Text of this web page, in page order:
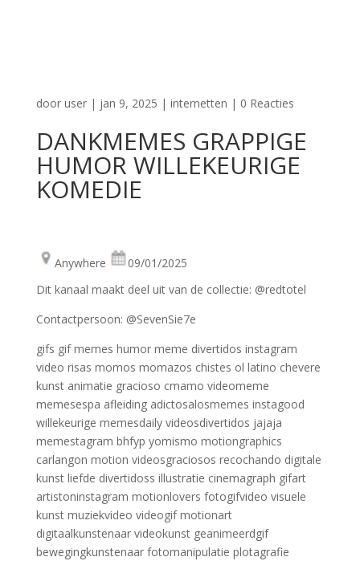
door user| jan 9, 2025 | internetten | 0 Reacties
DANKMEMES GRAPPIGE
HUMOR WILLEKEURIGE
KOMEDIE
Anywhere
09/01/2025
Dit kanaal maakt deel uit van de collectie: @redtotel
Contactpersoon: @SevenSie7e
gifs gif memes humor meme divertidos instagram
video risas momos momazos chistes ol latino chevere
kunst animatie gracioso cmamo videomeme
memesespa afleiding adictosalosmemes instagood
willekeurige memesdaily videosdivertidos jajaja
memestagram bhfyp yomismo motiongraphics
carlangon motion videosgraciosos recochando digitale
kunst liefde divertidoss illustratie cinemagraph gifart
artistoninstagram motionlovers fotogifvideo visuele
kunst muziekvideo videogif motionart
digitaalkunstenaar videokunst geanimeerdgif
bewegingkunstenaar fotomanipulatie plotagrafie